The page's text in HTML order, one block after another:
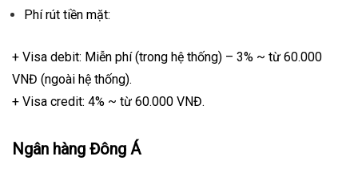
Phí rút tiền mặt:
+ Visa debit: Miễn phí (trong hệ thống) – 3% ~ từ 60.000
VNĐ (ngoài hệ thống).
+ Visa credit: 4% ~ từ 60.000 VNĐ.
Ngân hàng Đông Á